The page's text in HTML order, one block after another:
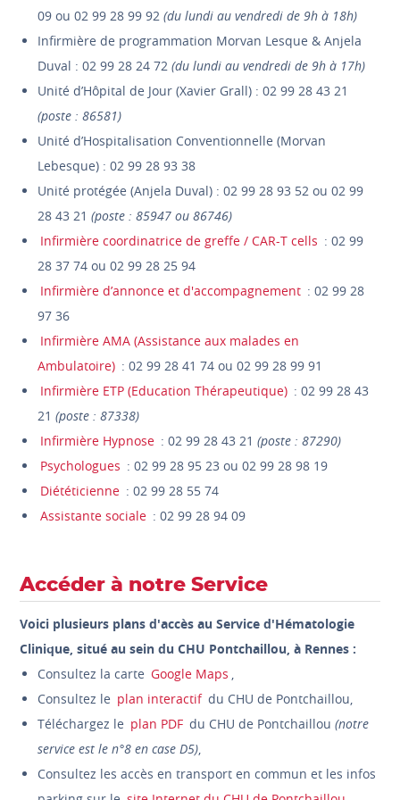
09 ou 02 99 28 99 92(du lundi au vendredi de 9h à 18h)
Infirmière de programmation Morvan Lesque & Anjela
Duval : 02 99 28 24 72(du lundi au vendredi de 9h à 17h)
Unité d’Hôpital de Jour (Xavier Grall) : 02 99 28 43 21
(poste : 86581)
Unité d’Hospitalisation Conventionnelle (Morvan
Lebesque) : 02 99 28 93 38
Unité protégée (Anjela Duval) : 02 99 28 93 52 ou 02 99
28 43 21(poste : 85947 ou 86746)
Infirmière coordinatrice de greffe / CAR-T cells : 02 99
28 37 74 ou 02 99 28 25 94
Infirmière d’annonce et d'accompagnement : 02 99 28
97 36
Infirmière AMA (Assistance aux malades en
Ambulatoire) : 02 99 28 41 74 ou 02 99 28 99 91
Infirmière ETP (Education Thérapeutique) : 02 99 28 43
21(poste : 87338)
Infirmière Hypnose : 02 99 28 43 21(poste : 87290)
Psychologues : 02 99 28 95 23 ou 02 99 28 98 19
Diététicienne : 02 99 28 55 74
Assistante sociale : 02 99 28 94 09
Accéder à notre Service
Voici plusieurs plans d'accès au Service d'Hématologie
Clinique, situé au sein du CHU Pontchaillou, à Rennes :
Consultez la carte Google Maps ,
Consultez le plan interactif du CHU de Pontchaillou,
Téléchargez le plan PDF du CHU de Pontchaillou(notre
service est le n°8 en case D5),
Consultez les accès en transport en commun et les infos